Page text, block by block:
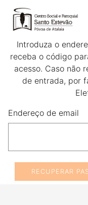
Introduza o
receba o código
acesso. Caso não
de entrada, por
Endereço de email
RECUPERAR